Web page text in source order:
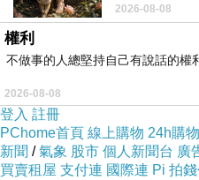
謝謝您呀~
2025-09-30 08:11:35
年人臉孔」的
2026-08-08
權利
不做事的人總堅持自己有說話的權
2026-08-08
登入 註冊
PChome首頁 線上購物 24h購物
新聞 /氣象 股市 個人新聞台 廣
買賣租屋 支付連 國際連 Pi 拍